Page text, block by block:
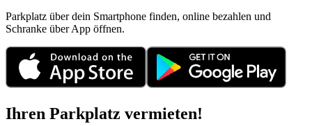
Parkplatz über dein Smartphone finden, online bezahlen und
Schranke über App öffnen.
Ihren Parkplatz vermieten!